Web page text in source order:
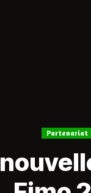
Partenariat